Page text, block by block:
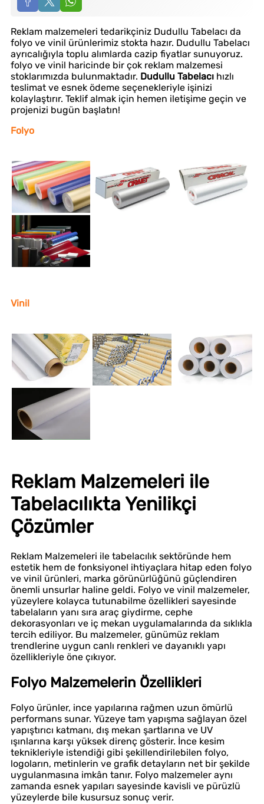
Reklam malzemeleri tedarikçiniz Dudullu Tabelacı da
folyo ve vinil ürünlerimiz stokta hazır. Dudullu Tabelacı
ayrıcalığıyla toplu alımlarda cazip fiyatlar sunuyoruz.
folyo ve vinil haricinde bir çok reklam malzemesi
stoklarımızda bulunmaktadır. Dudullu Tabelacı hızlı
teslimat ve esnek ödeme seçenekleriyle işinizi
kolaylaştırır. Teklif almak için hemen iletişime geçin ve
projenizi bugün başlatın!
Folyo
Vinil
Reklam Malzemeleri ile
Tabelacılıkta Yenilikçi
Çözümler
Reklam Malzemeleri ile tabelacılık sektöründe hem
estetik hem de fonksiyonel ihtiyaçlara hitap eden folyo
ve vinil ürünleri, marka görünürlüğünü güçlendiren
önemli unsurlar haline geldi. Folyo ve vinil malzemeler,
yüzeylere kolayca tutunabilme özellikleri sayesinde
tabelaların yanı sıra araç giydirme, cephe
dekorasyonları ve iç mekan uygulamalarında da sıklıkla
tercih ediliyor. Bu malzemeler, günümüz reklam
trendlerine uygun canlı renkleri ve dayanıklı yapı
özellikleriyle öne çıkıyor.
Folyo Malzemelerin Özellikleri
Folyo ürünler, ince yapılarına rağmen uzun ömürlü
performans sunar. Yüzeye tam yapışma sağlayan özel
yapıştırıcı katmanı, dış mekan şartlarına ve UV
ışınlarına karşı yüksek direnç gösterir. İnce kesim
teknikleriyle istendiği gibi şekillendirilebilen folyo,
logoların, metinlerin ve grafik detayların net bir şekilde
uygulanmasına imkân tanır. Folyo malzemeler aynı
zamanda esnek yapıları sayesinde kavisli ve pürüzlü
yüzeylerde bile kusursuz sonuç verir.